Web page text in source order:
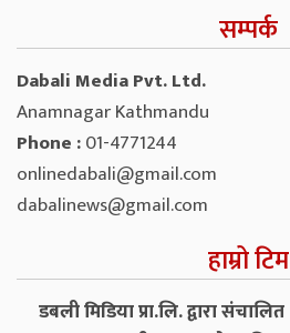
सम्पर्क
Dabali Media Pvt. Ltd.
Anamnagar Kathmandu
Phone :01-4771244
onlinedabali@gmail.com
dabalinews@gmail.com
हाम्रो टिम
डबली मिडिया प्रा.लि. द्वारा संचालित